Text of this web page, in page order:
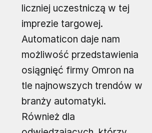
liczniej uczestniczą w tej
imprezie targowej.
Automaticon daje nam
możliwość przedstawienia
osiągnięć firmy Omron na
tle najnowszych trendów w
branży automatyki.
Również dla